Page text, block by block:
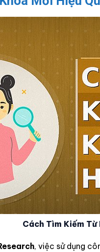
Cách Tìm Kiếm Từ
, việc sử dụng